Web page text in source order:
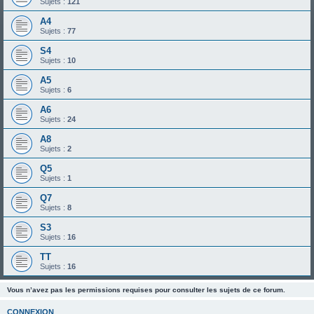
A4
Sujets : 77
S4
Sujets : 10
A5
Sujets : 6
A6
Sujets : 24
A8
Sujets : 2
Q5
Sujets : 1
Q7
Sujets : 8
S3
Sujets : 16
TT
Sujets : 16
Vous n’avez pas les permissions requises pour consulter les sujets de ce forum.
CONNEXION